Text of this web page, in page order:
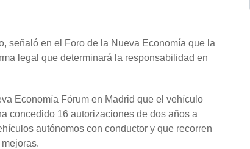
señaló en el Foro de la Nueva Economía que la
legal que determinará la responsabilidad en
Economía Fórum en Madrid que el vehículo
concedido 16 autorizaciones de dos años a
autónomos con conductor y que recorren